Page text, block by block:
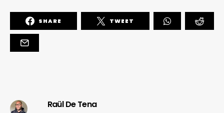
SHARE TWEET
Raül De Tena